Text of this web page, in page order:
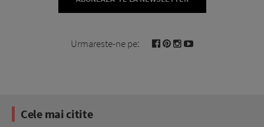
Urmareste-ne pe:
Cele mai citite